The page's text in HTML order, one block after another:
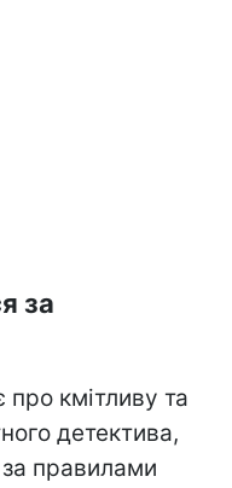
за
про кмітливу та
детектива,
правилами